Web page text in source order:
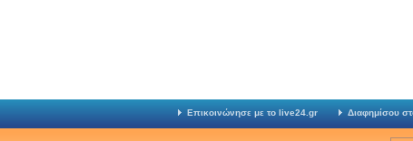
Επικοινώνησε με το live24.gr Διαφημίσου